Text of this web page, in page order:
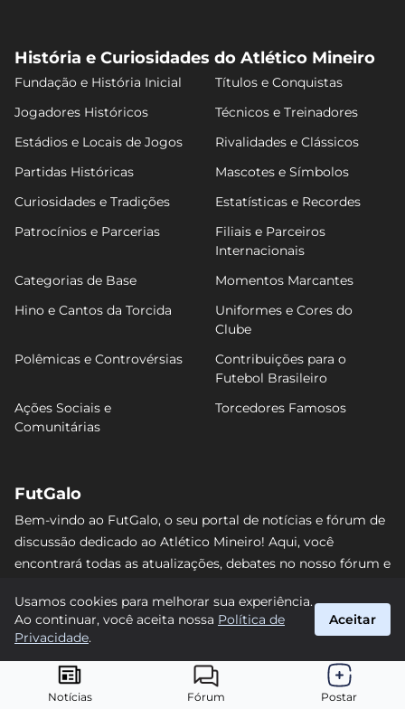
Notícias Fórum Postar
História e Curiosidades do Atlético Mineiro
Fundação e História Inicial
Títulos e Conquistas
Jogadores Históricos
Técnicos e Treinadores
Estádios e Locais de Jogos
Rivalidades e Clássicos
Partidas Históricas
Mascotes e Símbolos
Curiosidades e Tradições
Estatísticas e Recordes
Patrocínios e Parcerias
Filiais e Parceiros
Internacionais
Categorias de Base
Momentos Marcantes
Hino e Cantos da Torcida
Uniformes e Cores do
Clube
Polêmicas e Controvérsias
Contribuições para o
Futebol Brasileiro
Ações Sociais e
Comunitárias
Torcedores Famosos
FutGalo
Bem-vindo ao FutGalo, o seu portal de notícias e fórum de
discussão dedicado ao Atlético Mineiro! Aqui, você
encontrará todas as atualizações, debates no nosso fórum e
e junte-se à comunidade alvinegra mais vibrante da
internet! #AtléticoMineiro #FutGalo
© 2026 FutGalo. Todos os direitos reservados.
Usamos cookies para melhorar sua experiência.
Ao continuar, você aceita nossa Política de
Privacidade.
Aceitar